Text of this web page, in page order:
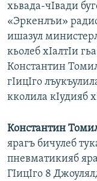
хьвада-чIвади
«Эркенлъи»
ишазул
кьолеб хIалтIи
Константин
гIицIго
кколила кIудияб
Константин
ярагъ бичулеб
пневматикияб
ГIицIго 8